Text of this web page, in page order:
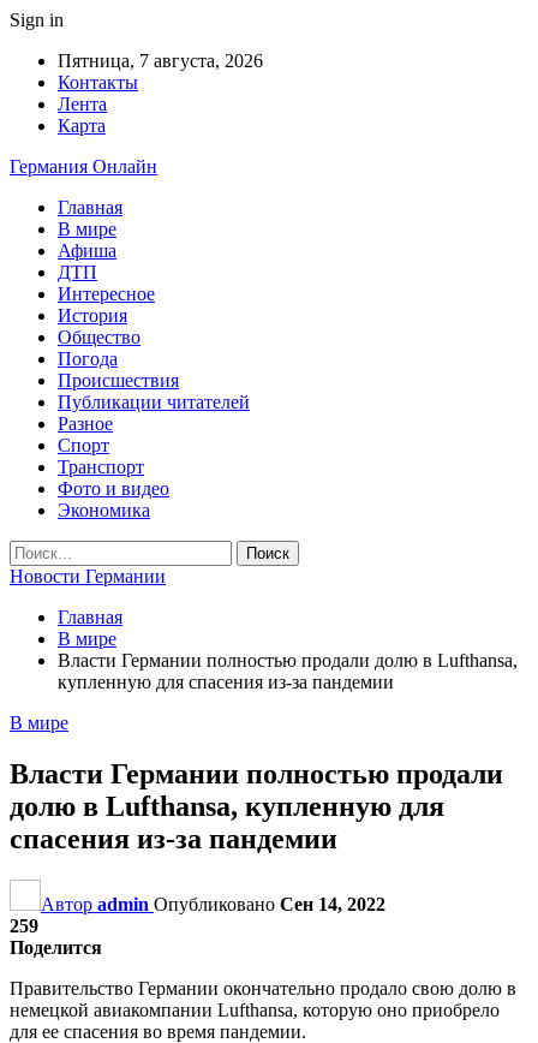
Sign in
Пятница, 7 августа, 2026
Контакты
Лента
Карта
Германия Онлайн
Главная
В мире
Афиша
ДТП
Интересное
История
Общество
Погода
Происшествия
Публикации читателей
Разное
Спорт
Транспорт
Фото и видео
Экономика
Новости Германии
Главная
В мире
Власти Германии полностью продали долю в Lufthansa,
купленную для спасения из-за пандемии
В мире
Власти Германии полностью продали
долю в Lufthansa, купленную для
спасения из-за пандемии
Автор admin Опубликовано Сен 14, 2022
259
Поделится
Правительство Германии окончательно продало свою долю в
немецкой авиакомпании Lufthansa, которую оно приобрело
для ее спасения во время пандемии.